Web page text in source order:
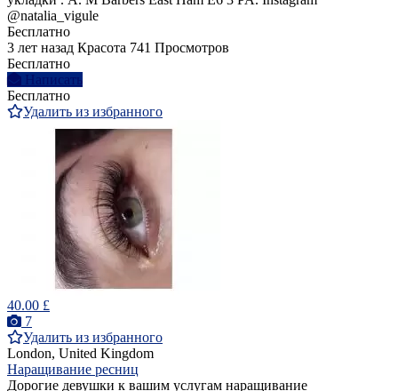
@natalia_vigule
Бесплатно
3 лет назад Красота 741 Просмотров
Бесплатно
Написать
Бесплатно
Удалить из избранного
40.00 £
7
Удалить из избранного
London, United Kingdom
Наращивание ресниц
Дорогие девушки к вашим услугам наращивание